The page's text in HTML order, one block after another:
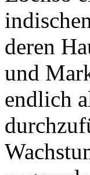
deren
und
endlich